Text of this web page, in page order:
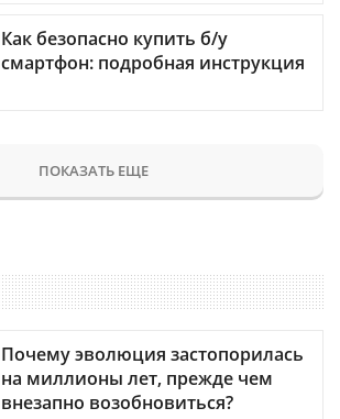
Как безопасно купить б/у
смартфон: подробная инструкция
ПОКАЗАТЬ ЕЩЕ
Почему эволюция застопорилась
на миллионы лет, прежде чем
внезапно возобновиться?